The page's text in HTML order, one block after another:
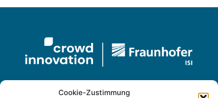
Cookie-Zustimmung